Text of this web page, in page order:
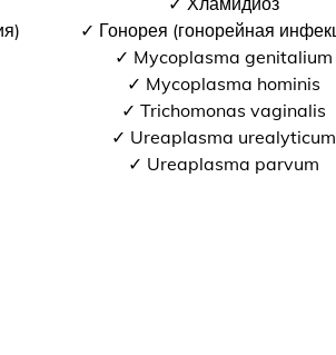
✓ Гонорея (гонорейная
✓ Mycoplasma genitalium
✓ Mycoplasma hominis
✓ Trichomonas vaginalis
✓ Ureaplasma urealyticum
✓ Ureaplasma parvum